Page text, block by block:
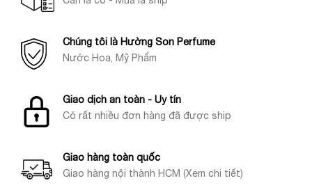
Chúng tôi là Hường Son Perfume
Nước Hoa, Mỹ Phẩm
Giao dịch an toàn - Uy tín
Có rất nhiều đơn hàng đã được ship
Giao hàng toàn quốc
Giao hàng nội thành HCM (Xem chi tiết)